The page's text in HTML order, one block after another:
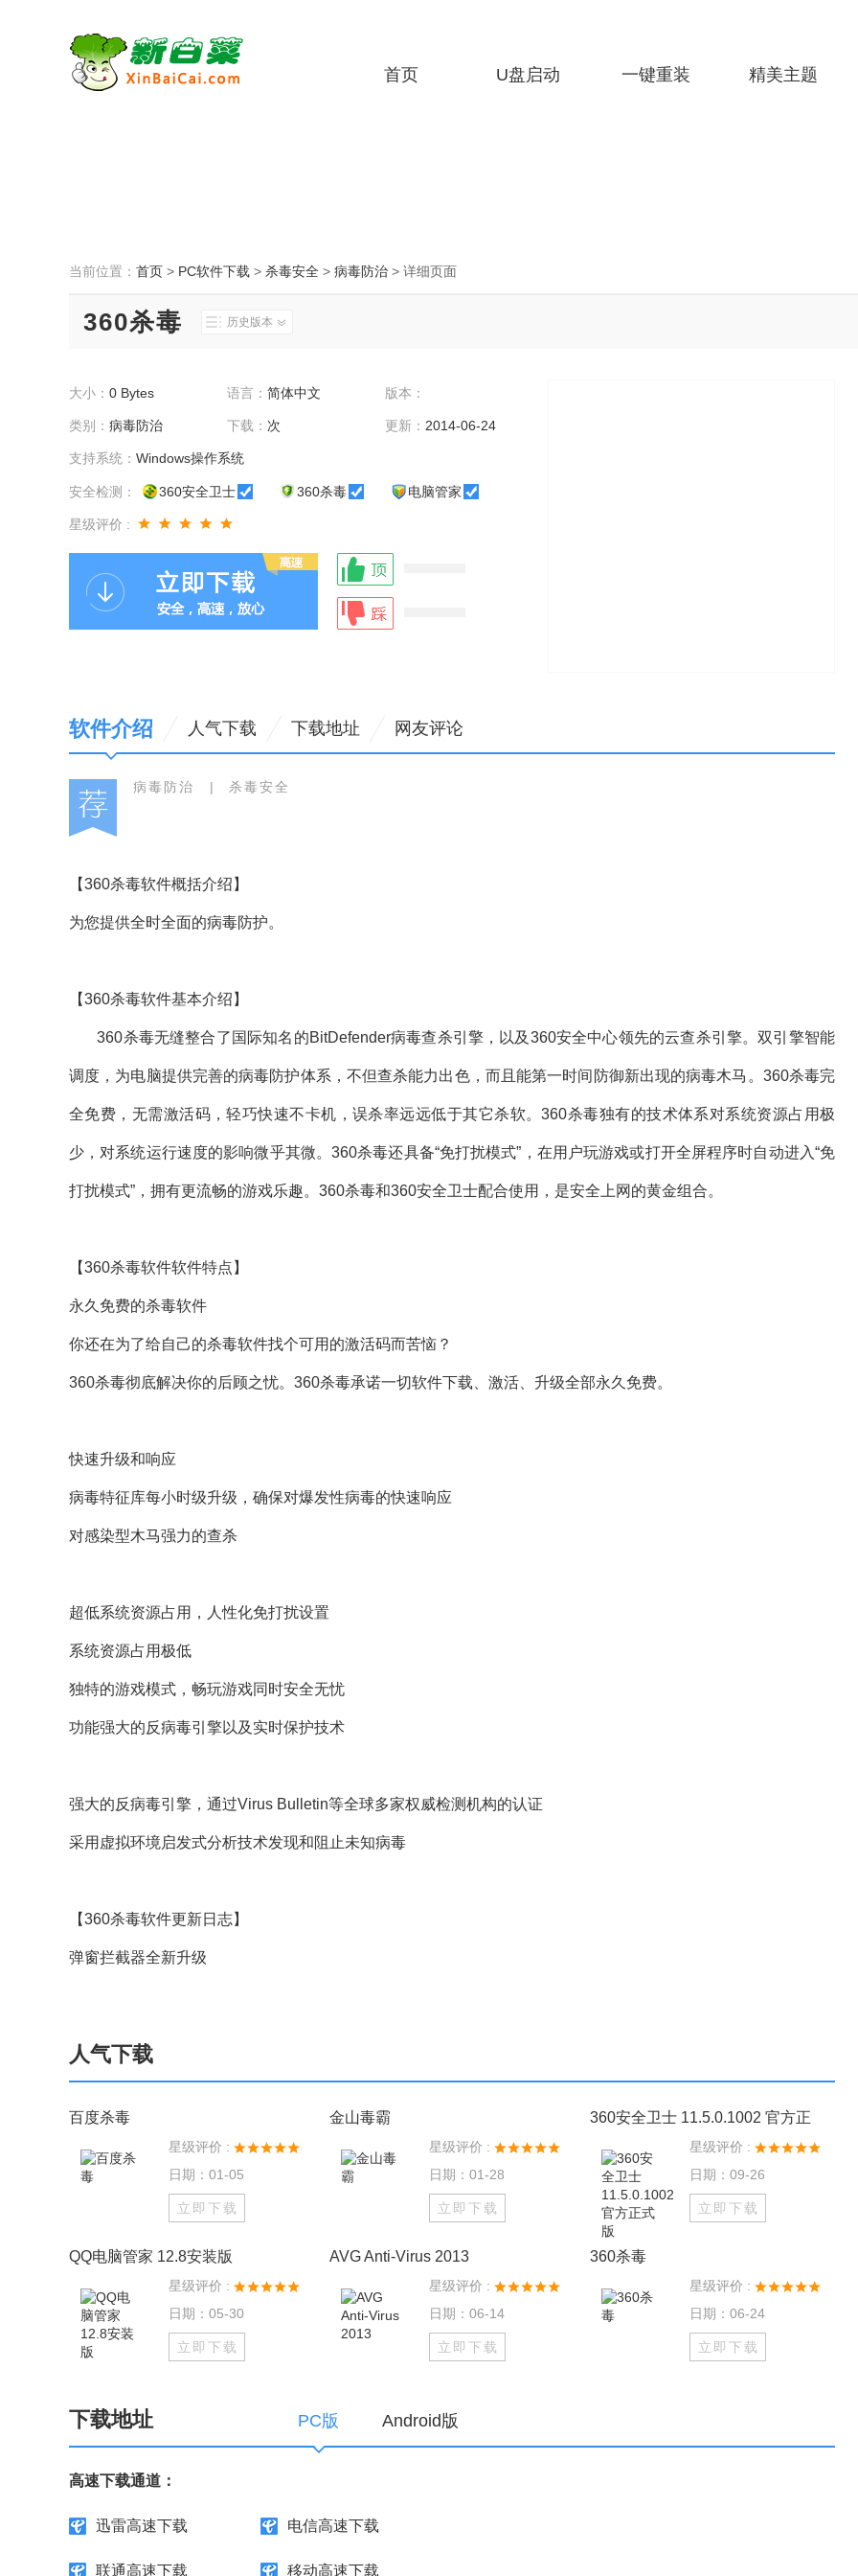
首页 U盘启动 一键重装 精美主题
当前位置： 首页 > PC软件下载 > 杀毒安全 > 病毒防治 > 详细页面
360杀毒 历史版本
大小： 0 Bytes 语言： 简体中文 版本：
类别： 病毒防治 下载： 次 更新： 2014-06-24
支持系统： Windows操作系统
安全检测： 360安全卫士 360杀毒 电脑管家
星级评价 :
软件介绍 人气下载 下载地址 网友评论
病毒防治 | 杀毒安全
【360杀毒软件概括介绍】
为您提供全时全面的病毒防护。
【360杀毒软件基本介绍】
360杀毒无缝整合了国际知名的BitDefender病毒查杀引擎，以及360安全中心领先的云查杀引擎。双引擎智能
调度，为电脑提供完善的病毒防护体系，不但查杀能力出色，而且能第一时间防御新出现的病毒木马。360杀毒完
全免费，无需激活码，轻巧快速不卡机，误杀率远远低于其它杀软。360杀毒独有的技术体系对系统资源占用极
少，对系统运行速度的影响微乎其微。360杀毒还具备“免打扰模式”，在用户玩游戏或打开全屏程序时自动进入“免
打扰模式”，拥有更流畅的游戏乐趣。360杀毒和360安全卫士配合使用，是安全上网的黄金组合。
【360杀毒软件软件特点】
永久免费的杀毒软件
你还在为了给自己的杀毒软件找个可用的激活码而苦恼？
360杀毒彻底解决你的后顾之忧。360杀毒承诺一切软件下载、激活、升级全部永久免费。
快速升级和响应
病毒特征库每小时级升级，确保对爆发性病毒的快速响应
对感染型木马强力的查杀
超低系统资源占用，人性化免打扰设置
系统资源占用极低
独特的游戏模式，畅玩游戏同时安全无忧
功能强大的反病毒引擎以及实时保护技术
强大的反病毒引擎，通过Virus Bulletin等全球多家权威检测机构的认证
采用虚拟环境启发式分析技术发现和阻止未知病毒
【360杀毒软件更新日志】
弹窗拦截器全新升级
人气下载
百度杀毒
星级评价 :
日期：01-05
立即下载
金山毒霸
星级评价 :
日期：01-28
立即下载
360安全卫士 11.5.0.1002 官方正
星级评价 :
日期：09-26
立即下载
QQ电脑管家 12.8安装版
星级评价 :
日期：05-30
立即下载
AVG Anti-Virus 2013
星级评价 :
日期：06-14
立即下载
360杀毒
星级评价 :
日期：06-24
立即下载
下载地址 PC版 Android版
高速下载通道：
迅雷高速下载 电信高速下载
联通高速下载 移动高速下载